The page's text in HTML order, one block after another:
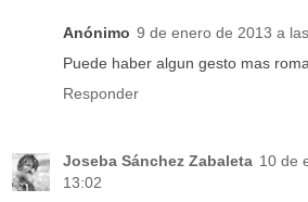
Anónimo 9 de enero de 2013 a
Puede haber algun gesto mas
Responder
Joseba Sánchez Zabaleta 10 de
13:02